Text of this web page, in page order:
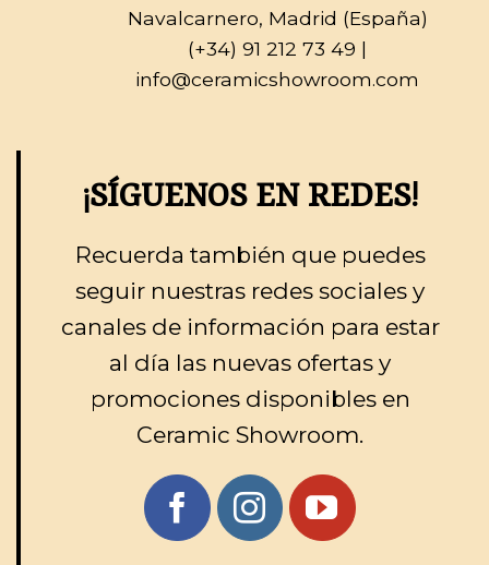
Navalcarnero, Madrid (España)
(+34) 91 212 73 49 |
info@ceramicshowroom.com
¡SÍGUENOS EN REDES!
Recuerda también que puedes
seguir nuestras redes sociales y
canales de información para estar
al día las nuevas ofertas y
promociones disponibles en
Ceramic Showroom.